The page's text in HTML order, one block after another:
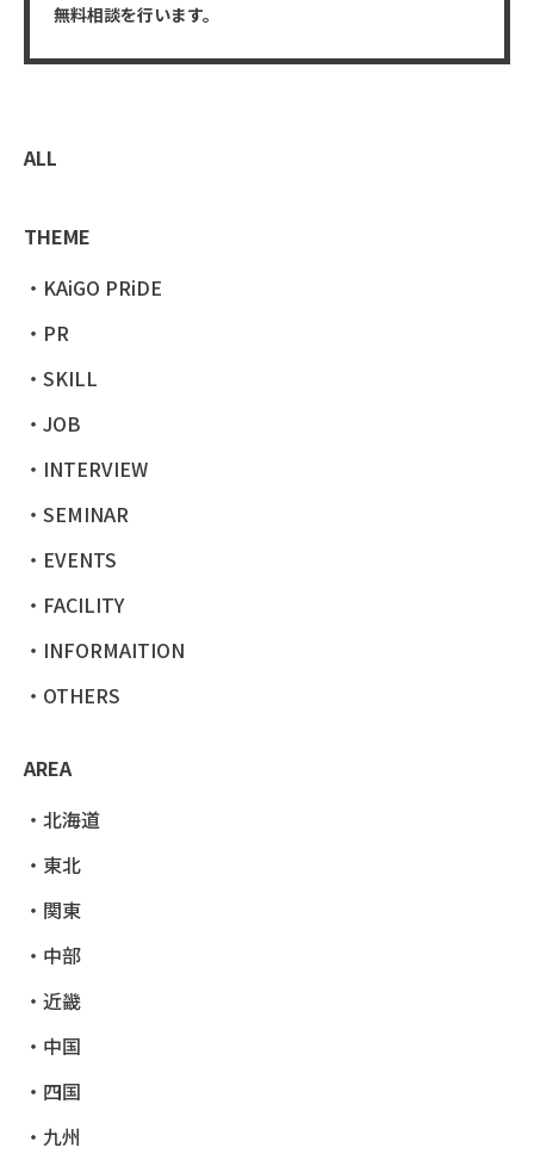
無料相談を行います。
ALL
THEME
KAiGO PRiDE
PR
SKILL
JOB
INTERVIEW
SEMINAR
EVENTS
FACILITY
INFORMAITION
OTHERS
AREA
北海道
東北
関東
中部
近畿
中国
四国
九州